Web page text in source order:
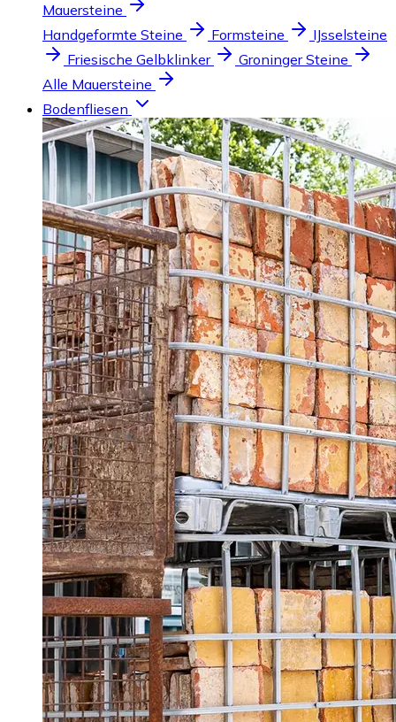
Mauersteine
Handgeformte Steine
Formsteine
IJsselsteine
Friesische Gelbklinker
Groninger Steine
Alle Mauersteine
Bodenfliesen